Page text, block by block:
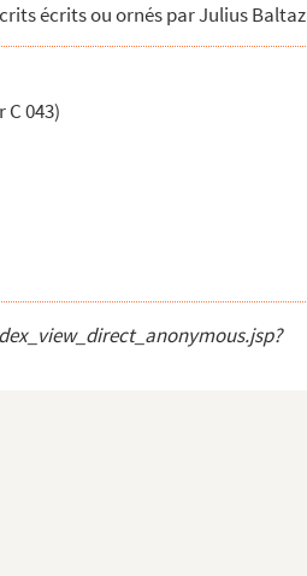
écrits ou ornés par Julius
C 043)